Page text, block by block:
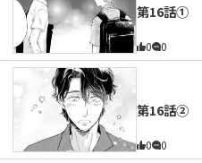
第16話①
0 0
第16話②
0 0